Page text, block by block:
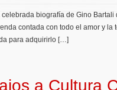
biografía de Gino Bartali
contada con todo el amor y la
para adquirirlo […]
a Cultura